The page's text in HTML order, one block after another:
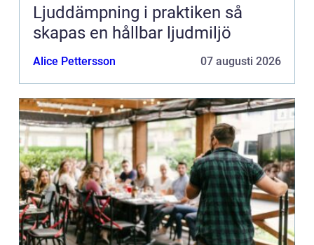
Ljuddämpning i praktiken så
skapas en hållbar ljudmiljö
Alice Pettersson 07 augusti 2026